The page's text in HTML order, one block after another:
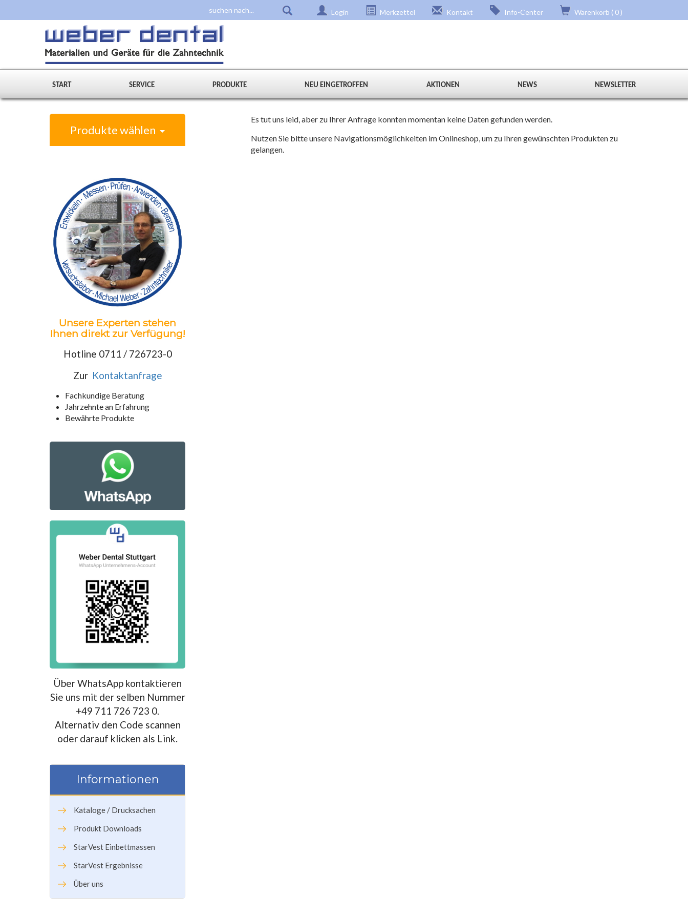
Login Merkzettel Kontakt Info-Center Warenkorb ( 0 )
START SERVICE PRODUKTE NEU EINGETROFFEN AKTIONEN NEWS NEWSLETTER
Produkte wählen
Unsere Experten stehen
Ihnen direkt zur Verfügung!
Hotline 0711 / 726723-0
Zur Kontaktanfrage
Fachkundige Beratung
Jahrzehnte an Erfahrung
Bewährte Produkte
Über WhatsApp kontaktieren
Sie uns mit der selben Nummer
+49 711 726 723 0.
Alternativ den Code scannen
oder darauf klicken als Link.
Informationen
Kataloge / Drucksachen
Produkt Downloads
StarVest Einbettmassen
StarVest Ergebnisse
Über uns
Es tut uns leid, aber zu Ihrer Anfrage konnten momentan keine Daten gefunden werden.
Nutzen Sie bitte unsere Navigationsmöglichkeiten im Onlineshop, um zu Ihren gewünschten Produkten zu
gelangen.